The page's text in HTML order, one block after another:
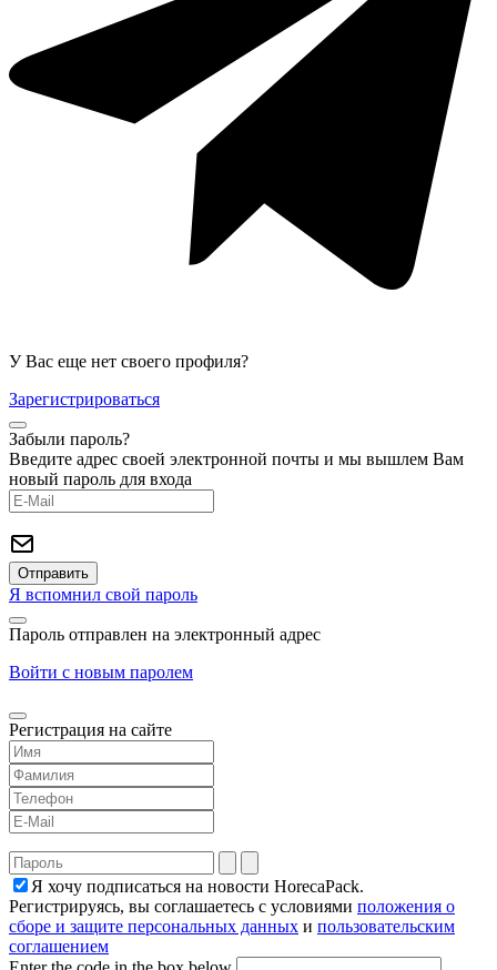
У Вас еще нет своего профиля?
Зарегистрироваться
Забыли пароль?
Введите адрес своей электронной почты и мы вышлем Вам
новый пароль для входа
Я вспомнил свой пароль
Пароль отправлен на электронный адрес
Войти с новым паролем
Регистрация на сайте
Я хочу подписаться на новости HorecaPack.
Регистрируясь, вы соглашаетесь с условиями положения о
сборе и защите персональных данных и пользовательским
соглашением